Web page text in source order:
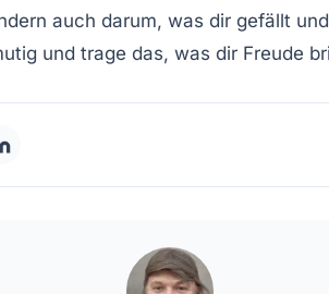
auch darum, was dir gefällt
und trage das, was dir Freude